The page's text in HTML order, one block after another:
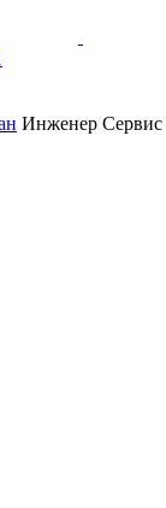
Инженер Сервис